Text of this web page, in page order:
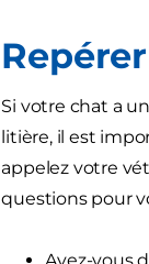
Si votre chat a
litière, il est
appelez votre
questions pour